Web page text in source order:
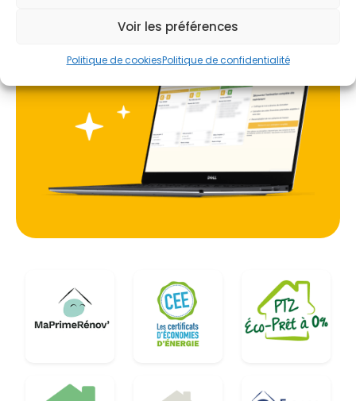
Voir les préférences
Politique de cookiesPolitique de confidentialité
Je prends rdv !